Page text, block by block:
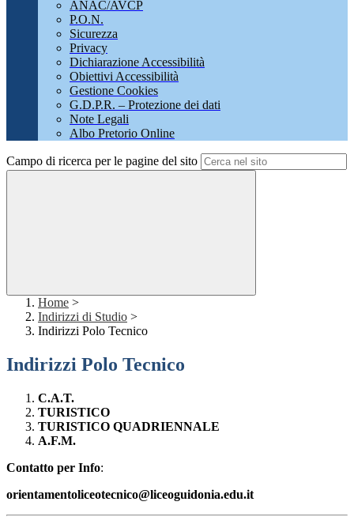
ANAC/AVCP
P.O.N.
Sicurezza
Privacy
Dichiarazione Accessibilità
Obiettivi Accessibilità
Gestione Cookies
G.D.P.R. – Protezione dei dati
Note Legali
Albo Pretorio Online
Campo di ricerca per le pagine del sito
Home >
Indirizzi di Studio >
Indirizzi Polo Tecnico
Indirizzi Polo Tecnico
C.A.T.
TURISTICO
TURISTICO QUADRIENNALE
A.F.M.
Contatto per Info:
orientamentoliceotecnico@liceoguidonia.edu.it